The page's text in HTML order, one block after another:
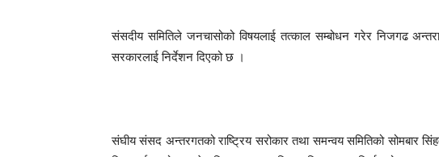
संसदीय समितिले जनचासोको विषयलाई तत्काल सम्बोधन गरेर निजगढ
सरकारलाई निर्देशन दिएको छ ।
संघीय संसद अन्तरगतको राष्ट्रिय सरोकार तथा समन्वय समितिको सोमबार